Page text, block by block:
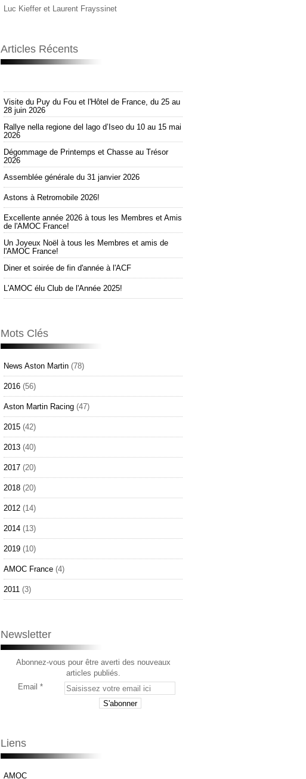
Luc Kieffer et Laurent Frayssinet
Articles Récents
Visite du Puy du Fou et l'Hôtel de France, du 25 au
28 juin 2026
Rallye nella regione del lago d’Iseo du 10 au 15 mai
2026
Dégommage de Printemps et Chasse au Trésor
2026
Assemblée générale du 31 janvier 2026
Astons à Retromobile 2026!
Excellente année 2026 à tous les Membres et Amis
de l'AMOC France!
Un Joyeux Noël à tous les Membres et amis de
l'AMOC France!
Diner et soirée de fin d'année à l'ACF
L'AMOC élu Club de l'Année 2025!
Mots Clés
News Aston Martin (78)
2016 (56)
Aston Martin Racing (47)
2015 (42)
2013 (40)
2017 (20)
2018 (20)
2012 (14)
2014 (13)
2019 (10)
AMOC France (4)
2011 (3)
Newsletter
Abonnez-vous pour être averti des nouveaux
articles publiés.
Email
Liens
AMOC